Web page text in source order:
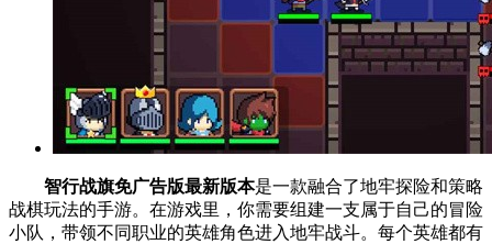
智行战旗免广告版最新版本是一款融合了地牢探险和策略
战棋玩法的手游。在游戏里，你需要组建一支属于自己的冒险
小队，带领不同职业的英雄角色进入地牢战斗。每个英雄都有